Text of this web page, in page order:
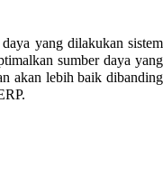
yang dilakukan sistem
sumber daya yang
akan lebih baik dibanding